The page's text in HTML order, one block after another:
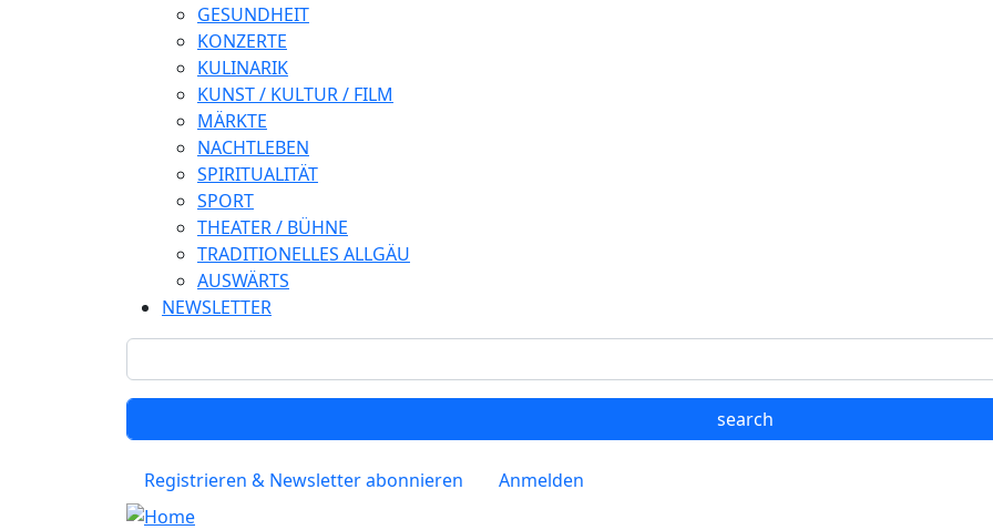
GESUNDHEIT
KONZERTE
KULINARIK
KUNST / KULTUR / FILM
MÄRKTE
NACHTLEBEN
SPIRITUALITÄT
SPORT
THEATER / BÜHNE
TRADITIONELLES ALLGÄU
AUSWÄRTS
NEWSLETTER
Registrieren & Newsletter abonnieren Anmelden